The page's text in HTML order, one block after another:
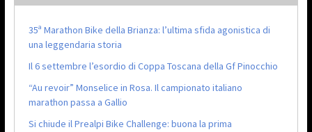
35ª Marathon Bike della Brianza: l’ultima sfida agonistica di
una leggendaria storia
Il 6 settembre l’esordio di Coppa Toscana della Gf Pinocchio
“Au revoir” Monselice in Rosa. Il campionato italiano
marathon passa a Gallio
Si chiude il Prealpi Bike Challenge: buona la prima